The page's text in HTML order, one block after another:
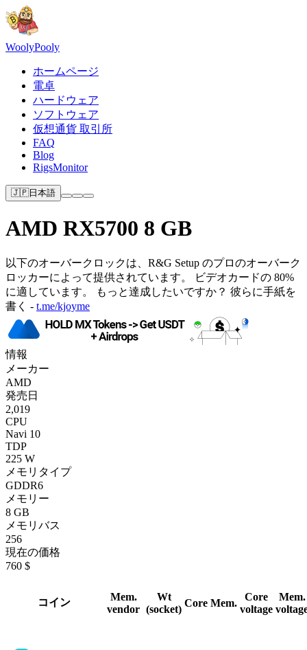
WoolyPooly
ホームページ
電卓
ハードウェア
ソフトウェア
仮想通貨 取引所
FAQ
Blog
RigsMonitor
🇯🇵日本語
AMD RX5700 8 GB
以下のオーバークロックは、R&G Setup のプロのオーバーク
ロッカーによって提供されています。 ビデオカードの 80%
に適しています。 もっと達成したいですか？ 彼らに手紙を
書く - t.me/kjoyme
情報
メーカー
AMD
発売日
2,019
CPU
Navi 10
TDP
225 W
メモリタイプ
GDDR6
メモリー
8 GB
メモリバス
256
現在の価格
760 $
コイン
Mem.
vendor
Wt
(socket)
Core Mem.
Core
voltage
Mem.